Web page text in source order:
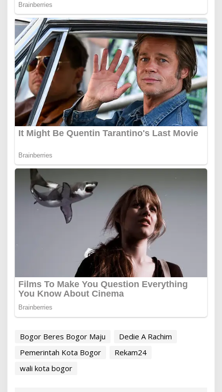
Bogor Beres Bogor Maju
Dedie A Rachim
Pemerintah Kota Bogor
Rekam24
wali kota bogor